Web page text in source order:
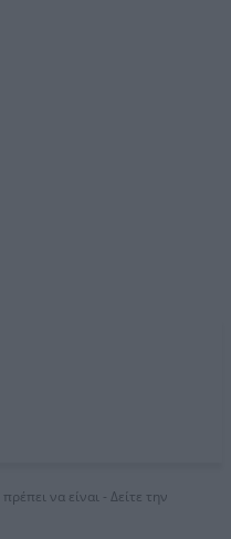
να είναι - Δείτε την